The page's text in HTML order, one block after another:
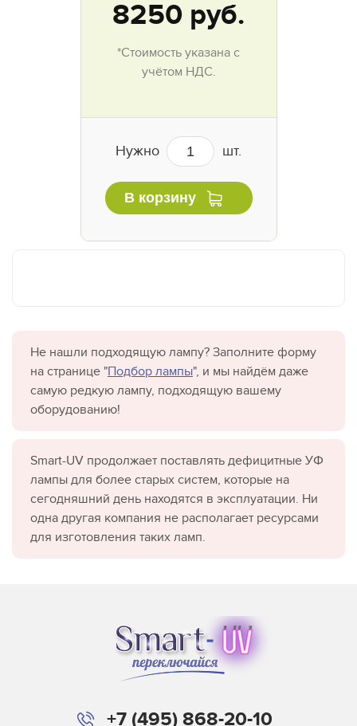
8250 руб.
*Стоимость указана с
учётом НДС.
Нужно шт.
В корзину
Не нашли подходящую лампу? Заполните форму
на странице "Подбор лампы", и мы найдём даже
самую редкую лампу, подходящую вашему
оборудованию!
Smart-UV продолжает поставлять дефицитные УФ
лампы для более старых систем, которые на
сегодняшний день находятся в эксплуатации. Ни
одна другая компания не располагает ресурсами
для изготовления таких ламп.
+7 (495) 868-20-10